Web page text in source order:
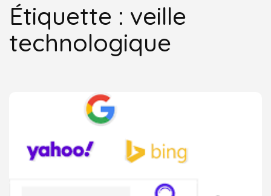
Étiquette : veille
technologique